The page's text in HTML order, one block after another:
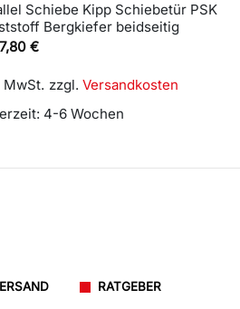
Schiebe Kipp Schiebetür PSK
Bergkiefer beidseitig
€
MwSt. zzgl. Versandkosten
4-6 Wochen
RATGEBER